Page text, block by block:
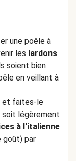
une poêle à
les lardons
soient bien
en veillant à
et faites-le
soit légèrement
à l'italienne
goût) par